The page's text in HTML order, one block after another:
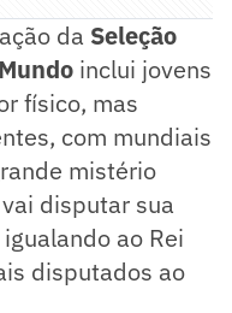
da Seleção
Mundo inclui jovens
físico, mas
com mundiais
mistério
vai disputar sua
igualando ao Rei
disputados ao